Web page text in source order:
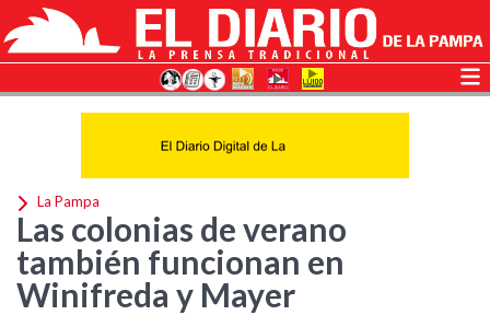
La Pampa
Las colonias de verano
también funcionan en
Winifreda y Mayer